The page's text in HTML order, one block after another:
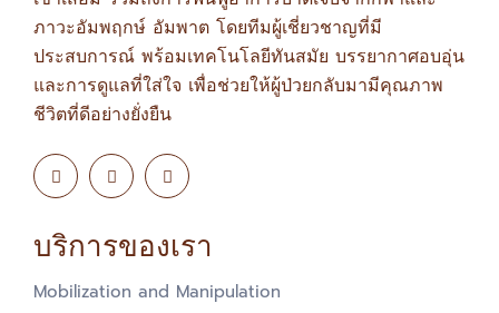
ภาวะอัมพฤกษ์ อัมพาต โดยทีมผู้เชี่ยวชาญที่มี
ประสบการณ์ พร้อมเทคโนโลยีทันสมัย บรรยากาศอบอุ่น
และการดูแลที่ใส่ใจ เพื่อช่วยให้ผู้ป่วยกลับมามีคุณภาพ
ชีวิตที่ดีอย่างยั่งยืน
บริการของเรา
Mobilization and Manipulation